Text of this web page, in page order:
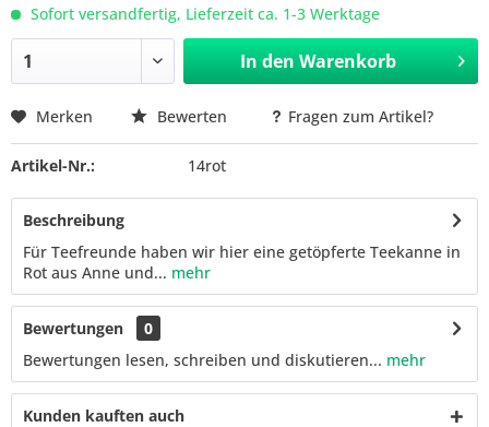
Sofort versandfertig, Lieferzeit ca. 1-3 Werktage
In den Warenkorb
Merken Bewerten Fragen zum Artikel?
Artikel-Nr.: 14rot
Beschreibung
Für Teefreunde haben wir hier eine getöpferte Teekanne in
Rot aus Anne und... mehr
Bewertungen
0
Bewertungen lesen, schreiben und diskutieren... mehr
Kunden kauften auch